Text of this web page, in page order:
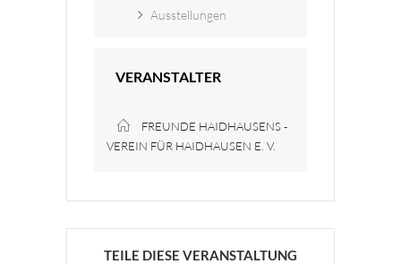
Ausstellungen
VERANSTALTER
FREUNDE HAIDHAUSENS -
VEREIN FÜR HAIDHAUSEN E. V.
TEILE DIESE VERANSTALTUNG